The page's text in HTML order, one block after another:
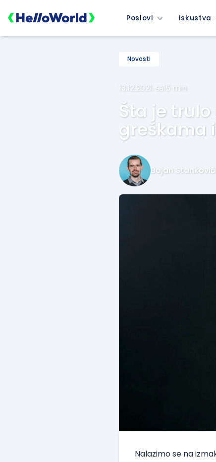
Poslovi Iskustva
Novosti
13.12.2021. 15 min
Šta je
greškama
Bojan Stanković
Nalazimo se na